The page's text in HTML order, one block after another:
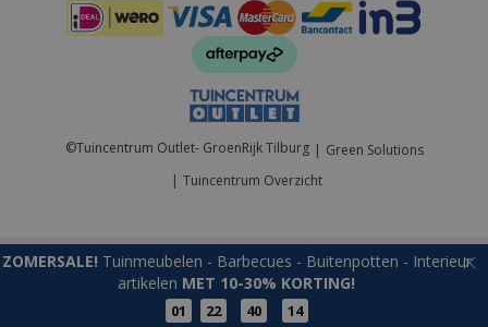
ZOMERSALE! Tuinmeubelen - Barbecues - Buitenpotten - Interieur
artikelen MET 10-30% KORTING!
01 22 40 14
Giftset S Home & Body Gracious
©Tuincentrum Outlet- GroenRijk Tilburg
Green Solutions
Tuincentrum Overzicht